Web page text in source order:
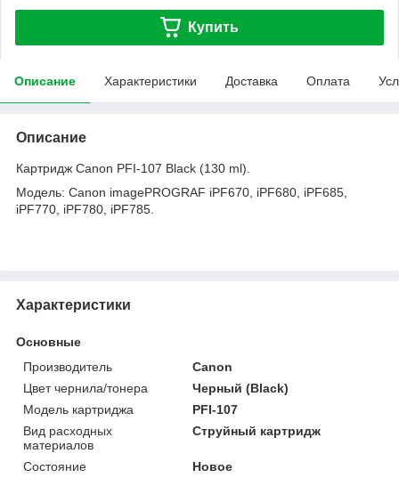
Купить
Описание Характеристики Доставка Оплата
Описание
Картридж Canon PFI-107 Black (130 ml).
Модель: Canon imagePROGRAF iPF670, iPF680, iPF685,
iPF770, iPF780, iPF785.
Характеристики
Основные
Производитель
Canon
Цвет чернила/тонера
Черный (Black)
Модель картриджа
PFI-107
Вид расходных
материалов
Струйный картридж
Состояние
Новое